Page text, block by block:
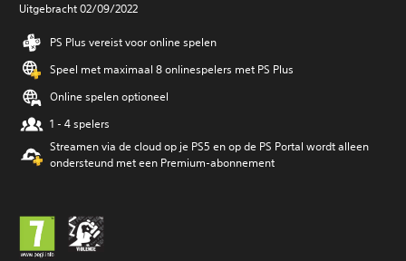
Uitgebracht 02/09/2022
PS Plus vereist voor online spelen
Speel met maximaal 8 onlinespelers met PS Plus
Online spelen optioneel
1 - 4 spelers
Streamen via de cloud op je PS5 en op de PS Portal wordt alleen
ondersteund met een Premium-abonnement